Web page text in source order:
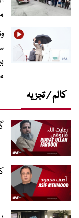
کالم / تجزیہ